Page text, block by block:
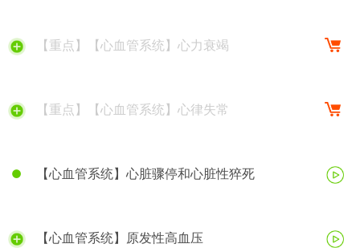
【重点】【心血管系统】心力衰竭
【重点】【心血管系统】心律失常
【心血管系统】心脏骤停和心脏性猝死
【心血管系统】原发性高血压